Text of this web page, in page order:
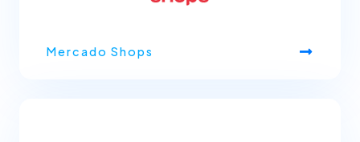
Mercado Shops